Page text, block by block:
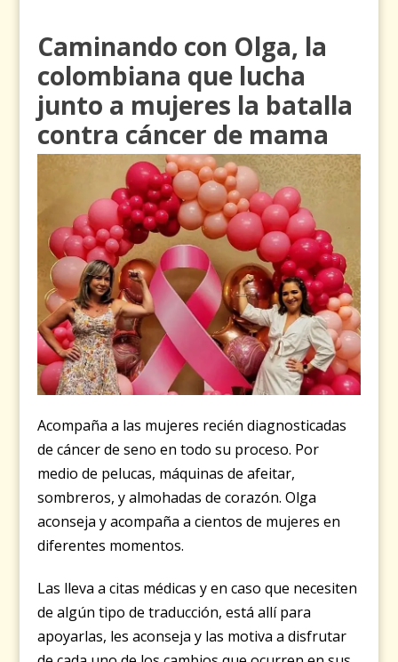
Caminando con Olga, la
colombiana que lucha
junto a mujeres la batalla
contra cáncer de mama
Acompaña a las mujeres recién diagnosticadas
de cáncer de seno en todo su proceso. Por
medio de pelucas, máquinas de afeitar,
sombreros, y almohadas de corazón. Olga
aconseja y acompaña a cientos de mujeres en
diferentes momentos.
Las lleva a citas médicas y en caso que necesiten
de algún tipo de traducción, está allí para
apoyarlas, les aconseja y las motiva a disfrutar